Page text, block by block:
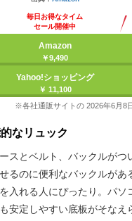
毎日お得なタイム
セール開催中
Amazon
￥9,490
Yahoo!ショッピング
￥ 11,100
※各社通販サイトの 2026年6月8
なリュック
スとベルト、バックルがつ
るのに便利なバックルがあ
入れる人にぴったり。パソ
安定しやすい底板がそなえ